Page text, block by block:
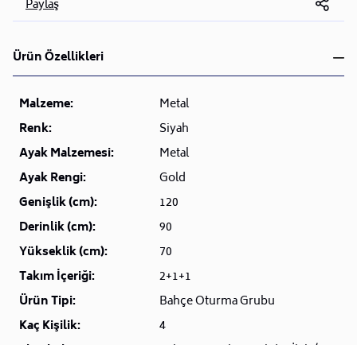
Paylaş
Ürün Özellikleri
Malzeme:
Metal
Renk:
Siyah
Ayak Malzemesi:
Metal
Ayak Rengi:
Gold
Genişlik (cm):
120
Derinlik (cm):
90
Yükseklik (cm):
70
Takım İçeriği:
2+1+1
Ürün Tipi:
Bahçe Oturma Grubu
Kaç Kişilik:
4